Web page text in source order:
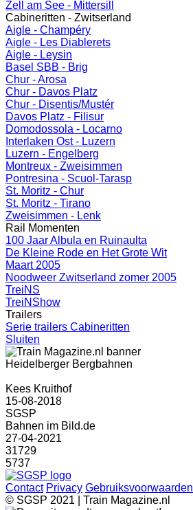
Zell am See - Mittersill
Cabineritten - Zwitserland
Aigle - Champéry
Aigle - Les Diablerets
Aigle - Leysin
Basel SBB - Brig
Chur - Arosa
Chur - Davos Platz
Chur - Disentis/Mustér
Davos Platz - Filisur
Domodossola - Locarno
Interlaken Ost - Luzern
Luzern - Engelberg
Montreux - Zweisimmen
Pontresina - Scuol-Tarasp
St. Moritz - Chur
St. Moritz - Tirano
Zweisimmen - Lenk
Rail Momenten
100 Jaar Albula en Ruinaulta
De Kleine Rode en Het Grote Wit
Maart 2005
Noodweer Zwitserland zomer 2005
TreiNS
TreiNShow
Trailers
Serie trailers Cabineritten
Sluiten
Heidelberger Bergbahnen
Kees Kruithof
15-08-2018
SGSP
Bahnen im Bild.de
27-04-2021
31729
5737
Contact Privacy Gebruiksvoorwaarden
© SGSP 2021 | Train Magazine.nl